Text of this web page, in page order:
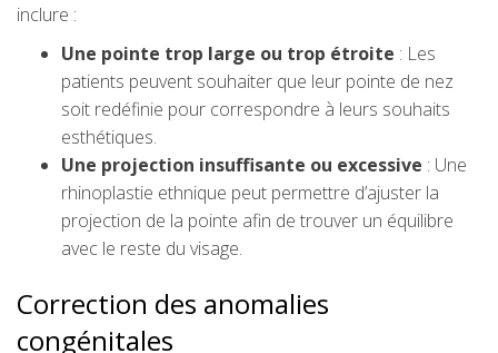
inclure :
Une pointe trop large ou trop étroite : Les
patients peuvent souhaiter que leur pointe de nez
soit redéfinie pour correspondre à leurs souhaits
esthétiques.
Une projection insuffisante ou excessive : Une
rhinoplastie ethnique peut permettre d’ajuster la
projection de la pointe afin de trouver un équilibre
avec le reste du visage.
Correction des anomalies
congénitales